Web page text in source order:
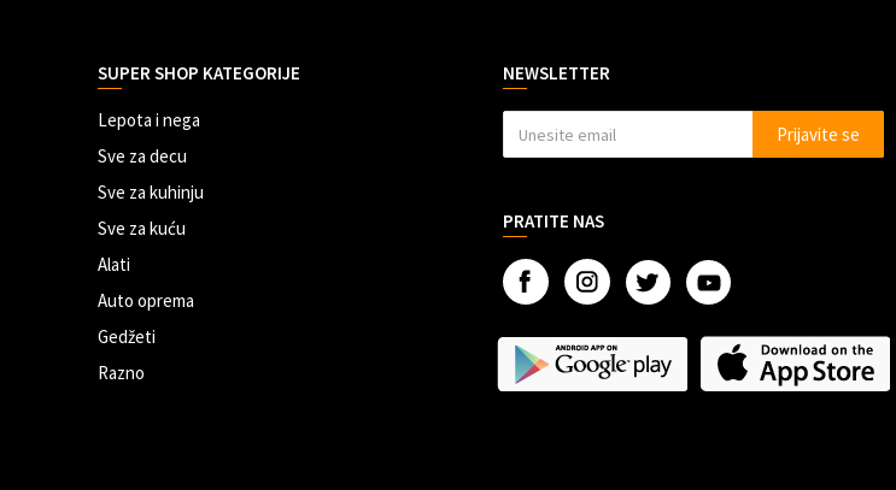
SUPER SHOP KATEGORIJE
Lepota i nega
Sve za decu
Sve za kuhinju
Sve za kuću
Alati
Auto oprema
Gedžeti
Razno
NEWSLETTER
Prijavite se
PRATITE NAS